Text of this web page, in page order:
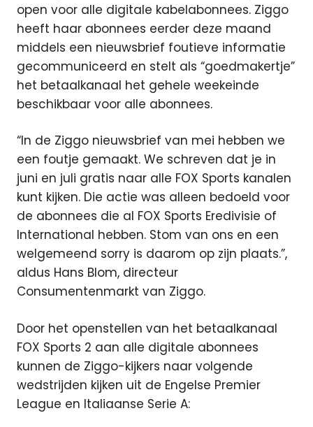
open voor alle digitale kabelabonnees. Ziggo
heeft haar abonnees eerder deze maand
middels een nieuwsbrief foutieve informatie
gecommuniceerd en stelt als “goedmakertje”
het betaalkanaal het gehele weekeinde
beschikbaar voor alle abonnees.
“In de Ziggo nieuwsbrief van mei hebben we
een foutje gemaakt. We schreven dat je in
juni en juli gratis naar alle FOX Sports kanalen
kunt kijken. Die actie was alleen bedoeld voor
de abonnees die al FOX Sports Eredivisie of
International hebben. Stom van ons en een
welgemeend sorry is daarom op zijn plaats.”,
aldus Hans Blom, directeur
Consumentenmarkt van Ziggo.
Door het openstellen van het betaalkanaal
FOX Sports 2 aan alle digitale abonnees
kunnen de Ziggo-kijkers naar volgende
wedstrijden kijken uit de Engelse Premier
League en Italiaanse Serie A: